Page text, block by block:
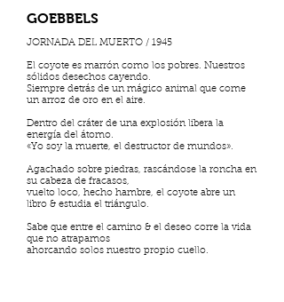
GOEBBELS
JORNADA DEL MUERTO / 1945
El coyote es marrón como los pobres. Nuestros
sólidos desechos cayendo.
Siempre detrás de un mágico animal que come
un arroz de oro en el aire.
Dentro del cráter de una explosión libera la
energía del átomo.
«Yo soy la muerte, el destructor de mundos».
Agachado sobre piedras, rascándose la roncha en
su cabeza de fracasos,
vuelto loco, hecho hambre, el coyote abre un
libro & estudia el triángulo.
Sabe que entre el camino & el deseo corre la vida
que no atrapamos
ahorcando solos nuestro propio cuello.